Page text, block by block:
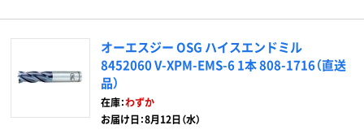
オーエスジー OSG ハイスエンドミル
8452060 V-XPM-EMS-6 1本 808-1716（直送
品）
在庫：わずか
お届け日：8月12日（水）